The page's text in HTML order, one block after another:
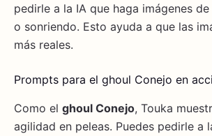
pedirle a la IA que haga imágenes
o sonriendo. Esto ayuda a que las
más reales.
Prompts para el ghoul Conejo en
Como el ghoul Conejo, Touka
agilidad en peleas. Puedes pedirle a